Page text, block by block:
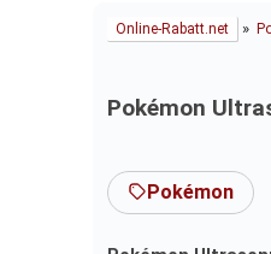
Online-Rabatt.net »
Pokémon
Pokémon